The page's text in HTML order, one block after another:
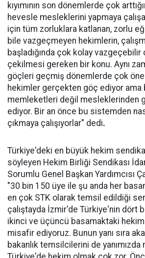
kıyımının son dönemlerde çok
hevesle mesleklerini yapmaya
için tüm zorluklara katlanan, zorlu
bile vazgeçmeyen hekimlerin,
başladığında çok kolay vazgeçebilir
çekilmesi gereken bir konu. Aynı
göçleri geçmiş dönemlerde çok
hekimler gerçekten göç ediyor ama
memleketleri değil mesleklerinden
ediyor. Bir an önce bu sistemden
çıkmaya çalışıyorlar" dedi.
Türkiye'deki en büyük hekim
söyleyen Hekim Birliği Sendikası
Sorumlu Genel Başkan Yardımcısı
"30 bin 150 üye ile şu anda her
en çok STK olarak temsil edildiği
çalıştayda İzmir'de Türkiye'nin dört
ikinci ve üçüncü basamaktaki hekim
misafir ediyoruz. Bunun yanı sıra
bakanlık temsilcilerini de